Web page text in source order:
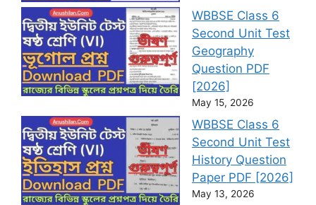
WBBSE Class 6
Second Unit Test
Geography
Question PDF
[2026]
May 15, 2026
WBBSE Class 6
Second Unit Test
History Question
Paper PDF [2026]
May 13, 2026